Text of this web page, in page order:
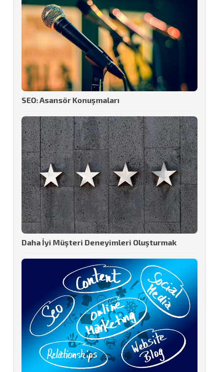
SEO: Asansör Konuşmaları
Daha İyi Müşteri Deneyimleri Oluşturmak